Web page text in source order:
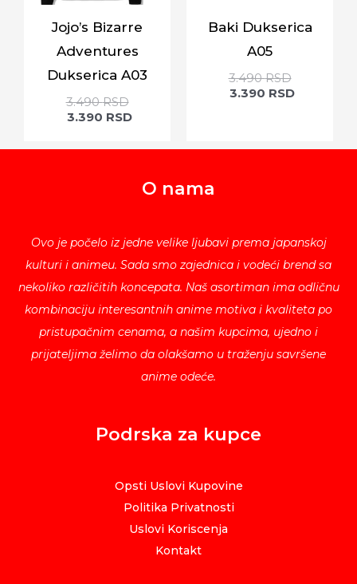
Jojo’s Bizarre
Adventures
Dukserica A03
3.490RSD
3.390 RSD
Baki Dukserica
A05
3.490RSD
3.390 RSD
O nama
Ovo je počelo iz jedne velike ljubavi prema japanskoj
kulturi i animeu. Sada smo zajednica i vodeći brend sa
nekoliko različitih koncepata. Naš asortiman ima odličnu
kombinaciju interesantnih anime motiva i kvaliteta po
pristupačnim cenama, a našim kupcima, ujedno i
prijateljima želimo da olakšamo u traženju savršene
anime odeće.
Podrska za kupce
Opsti Uslovi Kupovine
Politika Privatnosti
Uslovi Koriscenja
Kontakt